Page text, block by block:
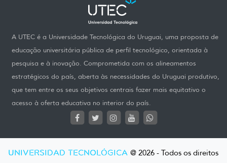
A UTEC é a Universidade Tecnológica do Uruguai, uma proposta de
educação universitária pública de perfil tecnológico, orientada à
pesquisa e à inovação. Comprometida com os alineamentos
estratégicos do país, aberta às necessidades do Uruguai produtivo,
que tem entre os seus objetivos centrais fazer mais equitativo o
acesso à oferta educativa no interior do país.
UNIVERSIDAD TECNOLÓGICA @ 2026 - Todos os direitos